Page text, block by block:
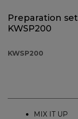
Preparation set
KWSP200
KWSP200
MIX IT UP